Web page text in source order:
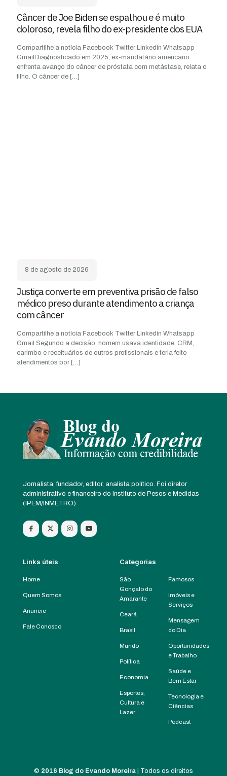
Câncer de Joe Biden se espalhou e é muito
doloroso, revela filho do ex-presidente dos EUA
Compartilhe a notícia Facebook Twitter Linkedin Whatsapp
GmailDiagnosticado em 2025, ex-mandatário americano
enfrenta avanço do câncer de próstata com metástase, relata o
filho. O câncer de […]
8 de agosto de 2026
Justiça converte em preventiva prisão de falso
médico preso durante atendimento a criança
com câncer
Compartilhe a notícia Facebook Twitter Linkedin Whatsapp
Gmail Segundo a decisão, homem usava identidade, CRM,
carimbo e receituários de outros profissionais e teria feito
atendimentos por […]
Jornalista, fundador, editor, analista político. Foi diretor
administrativo e financeiro do Instituto de Pesos e Medidas
(IPEM/INMETRO)
Links úteis
Home
Quem Somos
Anuncie
Fale Conosco
Categorias
São
Gonçalo do
Amarante
Ceará
Brasil
Mundo
Política
Economia
Esportes,
Cultura e
Lazer
Famosos
Imóveis e
Serviços
Mensagem
do Dia
Oportunidades
e Trabalho
Saúde e
Bem Estar
Tecnologia e
Ciências
Podcast
© 2016 Blog do Evando Moreira | Todos os direitos